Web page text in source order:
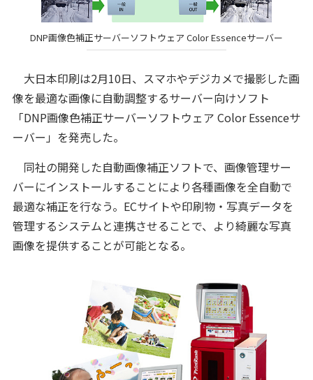
DNP画像色補正サーバーソフトウェア Color Essenceサーバー
大日本印刷は2月10日、スマホやデジカメで撮影した画
像を最適な画像に自動調整するサーバー向けソフト
「DNP画像色補正サーバーソフトウェア Color Essenceサ
ーバー」を発売した。
同社の開発した自動画像補正ソフトで、画像管理サー
バーにインストールすることにより各種画像を全自動で
最適な補正を行なう。ECサイトや印刷物・写真データを
管理するシステムと連携させることで、より綺麗な写真
画像を提供することが可能となる。